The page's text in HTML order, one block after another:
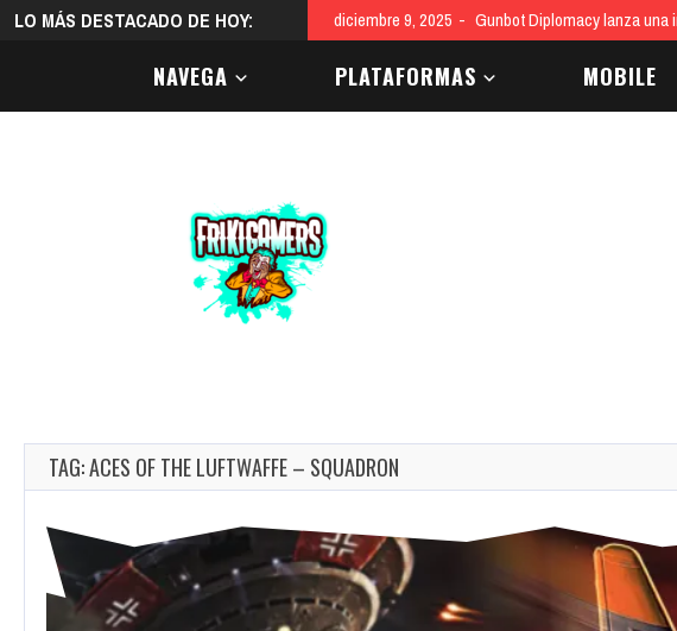
LO MÁS DESTACADO DE HOY: diciembre 9, 2025 Gunbot Diplomacy lanza
NAVEGA PLATAFORMAS MOBILE
TAG: ACES OF THE LUFTWAFFE – SQUADRON